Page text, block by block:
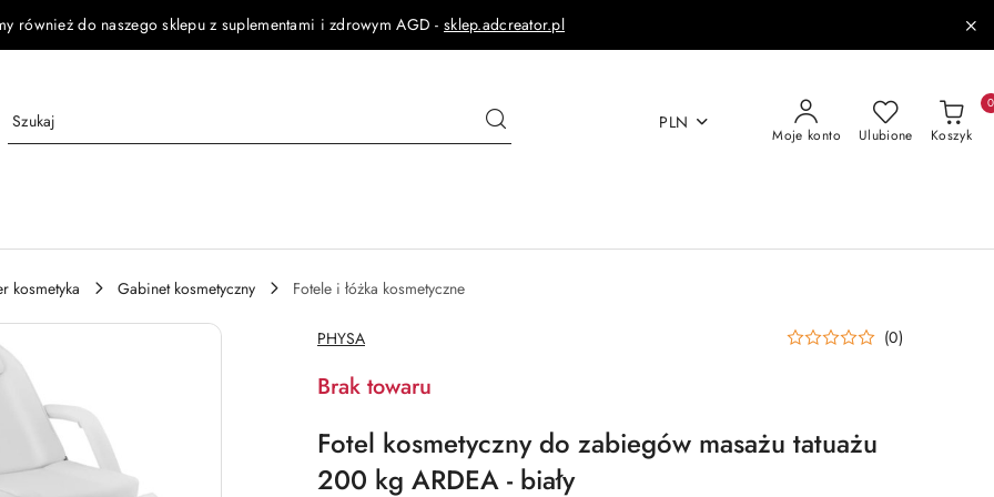
również do naszego sklepu z suplementami i zdrowym AGD - sklep.adcreator.pl
PLN
Moje konto Ulubione Koszyk
0
kosmetyka Gabinet kosmetyczny Fotele i łóżka kosmetyczne
NAZWA
PRODUCENTA:
PHYSA (0)
Brak towaru
Fotel kosmetyczny do zabiegów masażu tatuażu
200 kg ARDEA - biały